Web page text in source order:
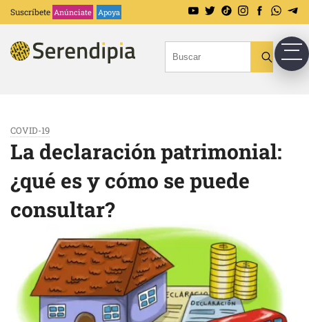
Suscríbete Anúnciate Apoya
COVID-19
La declaración patrimonial:
¿qué es y cómo se puede
consultar?